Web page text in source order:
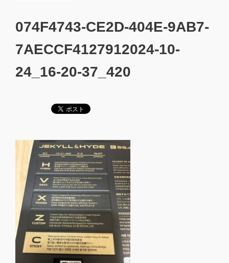
074F4743-CE2D-404E-9AB7-
7AECCF4127912024-10-
24_16-20-37_420